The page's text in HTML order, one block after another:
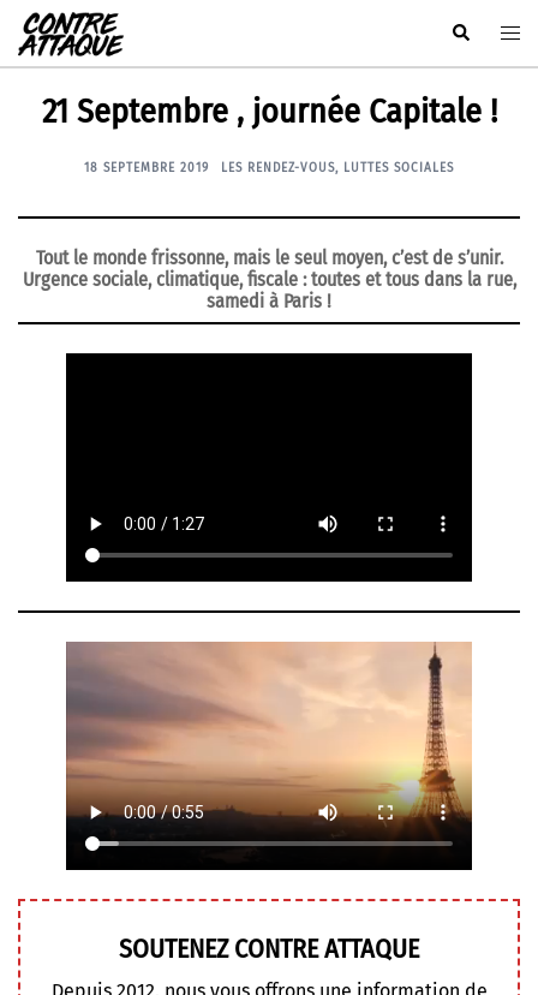
Aller
au
contenu
Rechercher
21 Septembre , journée Capitale !
18 SEPTEMBRE 2019 LES RENDEZ-VOUS, LUTTES SOCIALES
Tout le monde frissonne, mais le seul moyen,c’est de s’unir.
Urgence sociale, climatique, fiscale :toutes et tous dans la rue,
samedi à Paris !
SOUTENEZ CONTRE ATTAQUE
Depuis 2012, nous vous offrons une information de